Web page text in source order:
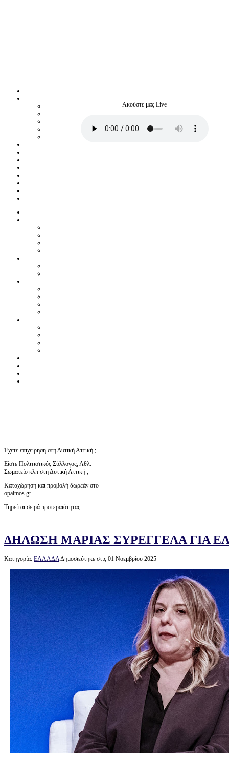
Ακούστε μας Live
Έχετε επιχείρηση στη Δυτική Αττική ;
Είστε Πολιτιστικός Σύλλογος, Αθλ.
Σωματείο κλπ στη Δυτική Αττική ;
Καταχώρηση και προβολή δωρεάν στο
opalmos.gr
Τηρείται σειρά προτεραιότητας
ΔΗΛΩΣΗ ΜΑΡΙΑΣ ΣΥΡΕΓΓΕΛΑ ΓΙΑ
Κατηγορία: ΕΛΛΑΔΑΔημοσιεύτηκε στις 01 Νοεμβρίου 2025